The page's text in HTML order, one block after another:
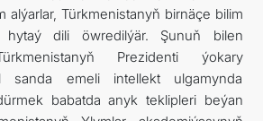
alýarlar, Türkmenistanyň birnäçe bilim
hytaý dili öwredilýär. Şunuň bilen
Prezidenti ýokary
sanda emeli intellekt ulgamynda
babatda anyk teklipleri beýan